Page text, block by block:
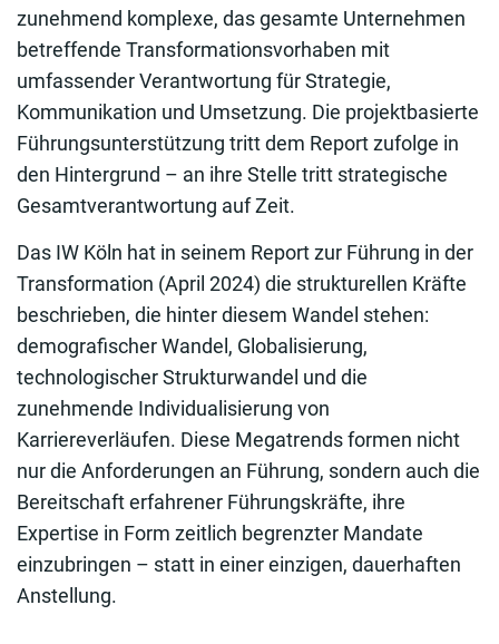
zunehmend komplexe, das gesamte Unternehmen
betreffende Transformationsvorhaben mit
umfassender Verantwortung für Strategie,
Kommunikation und Umsetzung. Die projektbasierte
Führungsunterstützung tritt dem Report zufolge in
den Hintergrund – an ihre Stelle tritt strategische
Gesamtverantwortung auf Zeit.
Das IW Köln hat in seinem Report zur Führung in der
Transformation (April 2024) die strukturellen Kräfte
beschrieben, die hinter diesem Wandel stehen:
demografischer Wandel, Globalisierung,
technologischer Strukturwandel und die
zunehmende Individualisierung von
Karriereverläufen. Diese Megatrends formen nicht
nur die Anforderungen an Führung, sondern auch die
Bereitschaft erfahrener Führungskräfte, ihre
Expertise in Form zeitlich begrenzter Mandate
einzubringen – statt in einer einzigen, dauerhaften
Anstellung.